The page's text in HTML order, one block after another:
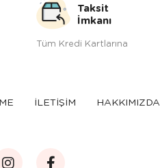
Taksit
İmkanı
Tüm Kredi Kartlarına
İLETİŞİM HAKKIMIZDA